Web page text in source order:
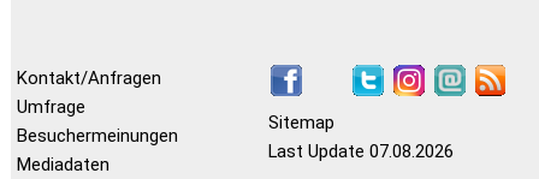
Kontakt/Anfragen
Umfrage
Besuchermeinungen
Mediadaten
Sitemap
Last Update 07.08.2026